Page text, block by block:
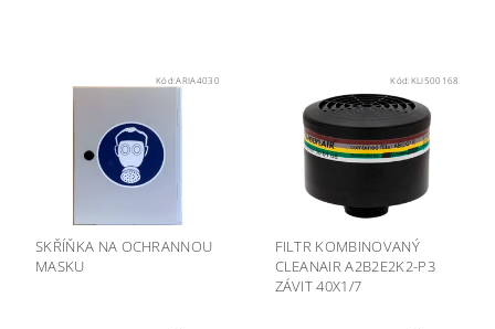
Kód:ARIA4030
SKŘÍŇKA NA OCHRANNOU
MASKU
Kód:KLI500168
FILTR KOMBINOVANÝ
CLEANAIR A2B2E2K2-P3
ZÁVIT 40X1/7